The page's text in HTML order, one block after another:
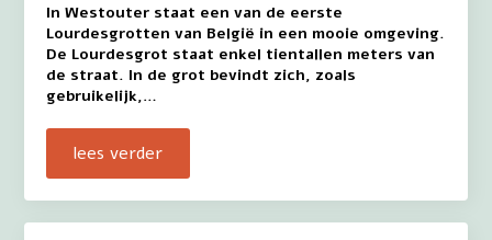
In Westouter staat een van de eerste
Lourdesgrotten van België in een mooie omgeving.
De Lourdesgrot staat enkel tientallen meters van
de straat. In de grot bevindt zich, zoals
gebruikelijk,…
lees verder